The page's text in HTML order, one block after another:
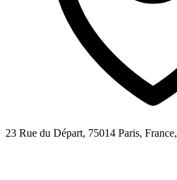
23 Rue du Départ, 75014 Paris, France,